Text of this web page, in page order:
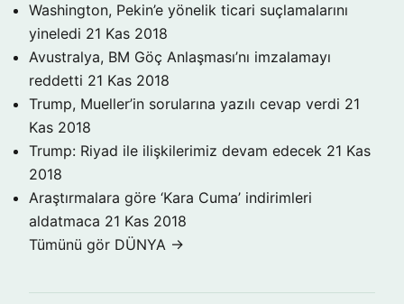
Washington, Pekin’e yönelik ticari suçlamalarını
yineledi 21 Kas 2018
Avustralya, BM Göç Anlaşması’nı imzalamayı
reddetti 21 Kas 2018
Trump, Mueller’in sorularına yazılı cevap verdi 21
Kas 2018
Trump: Riyad ile ilişkilerimiz devam edecek 21 Kas
2018
Araştırmalara göre ‘Kara Cuma’ indirimleri
aldatmaca 21 Kas 2018
Tümünü gör DÜNYA →